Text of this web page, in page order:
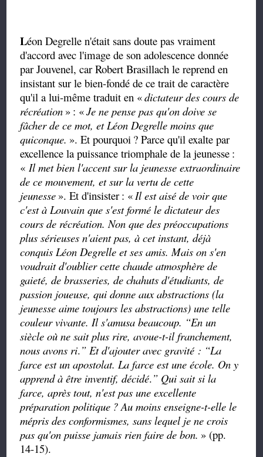
Léon Degrelle n'était sans doute pas vraiment
d'accord avec l'image de son adolescence donnée
par Jouvenel, car Robert Brasillach le reprend en
insistant sur le bien-fondé de ce trait de caractère
qu'il a lui-même traduit en «dictateur des cours de
récréation » : «Je ne pense pas qu'on doive se
fâcher de ce mot, et Léon Degrelle moins que
quiconque. ». Et pourquoi ? Parce qu'il exalte par
excellence la puissance triomphale de la jeunesse :
« Ilmet bien l'accent sur la jeunesse extraordinaire
de ce mouvement, et sur la vertu de cette
jeunesse ». Et d'insister : «Il est aisé de voir que
c'est à Louvain que s'est formé le dictateur des
cours de récréation. Non que des préoccupations
plus sérieuses n'aient pas, à cet instant, déjà
conquis Léon Degrelle et ses amis. Mais on s'en
voudrait d'oublier cette chaude atmosphère de
gaieté, de brasseries, de chahuts d'étudiants, de
passion joueuse, qui donne aux abstractions (la
jeunesse aime toujours les abstractions) une telle
couleur vivante. Il s'amusa beaucoup. “En un
siècle où ne sait plus rire, avoue-t-il franchement,
nous avons ri.” Et d'ajouter avec gravité : “La
farce est un apostolat. La farce est une école. On y
apprend à être inventif, décidé.” Qui sait si la
farce, après tout, n'est pas une excellente
préparation politique ? Au moins enseigne-t-elle le
mépris des conformismes, sans lequel je ne crois
pas qu'on puisse jamais rien faire de bon. » (pp.
14-15).